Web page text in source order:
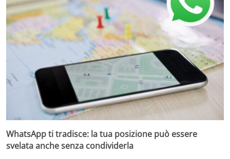
WhatsApp ti tradisce: la tua posizione può essere
svelata anche senza condividerla